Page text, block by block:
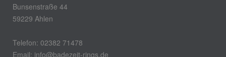
Bunsenstraße 44
59229 Ahlen
Telefon: 02382 71478
Email: info@badezeit-rings.de